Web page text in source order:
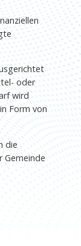
oder
wird
Form von
die
Gemeinde